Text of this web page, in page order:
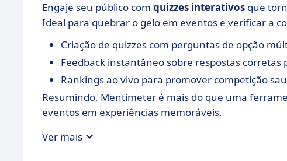
Engaje seu público com quizzes interativos que
Ideal para quebrar o gelo em eventos e verificar a
Criação de quizzes com perguntas de opção
Feedback instantâneo sobre respostas corretas
Rankings ao vivo para promover competição
Resumindo, Mentimeter é mais do que uma
eventos em experiências memoráveis.
Ver mais